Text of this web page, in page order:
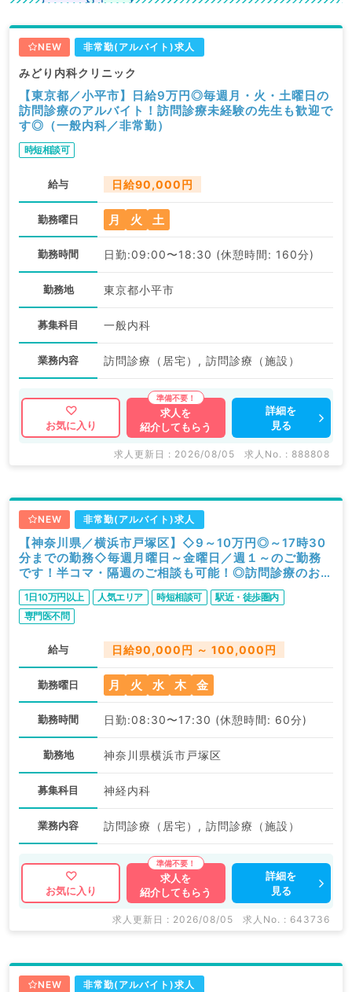
NEW 非常勤(アルバイト)求人
みどり内科クリニック
【東京都／小平市】日給9万円◎毎週月・火・土曜日の
訪問診療のアルバイト！訪問診療未経験の先生も歓迎で
す◎（一般内科／非常勤）
時短相談可
給与 日給90,000円
勤務曜日 月 火 土
勤務時間 日勤:09:00〜18:30 (休憩時間: 160分)
勤務地 東京都小平市
募集科目 一般内科
業務内容 訪問診療（居宅）, 訪問診療（施設）
お気に入り
求人を
紹介してもらう
詳細を
見る
求人更新日 : 2026/08/05 求人No. : 888808
NEW 非常勤(アルバイト)求人
【神奈川県／横浜市戸塚区】◇9～10万円◎～17時30
分までの勤務◇毎週月曜日～金曜日／週１～のご勤務
です！半コマ・隔週のご相談も可能！◎訪問診療のお仕
事／神経内科のみも相談可能です！◎看護師・アシスタ
ント同行でフォロー体制抜群(非常勤／神経内科）
1日10万円以上 人気エリア 時短相談可
駅近・徒歩圏内
専門医不問
給与 日給90,000円 ～ 100,000円
勤務曜日 月 火 水 木 金
勤務時間 日勤:08:30〜17:30 (休憩時間: 60分)
勤務地 神奈川県横浜市戸塚区
募集科目 神経内科
業務内容 訪問診療（居宅）, 訪問診療（施設）
お気に入り
求人を
紹介してもらう
詳細を
見る
求人更新日 : 2026/08/05 求人No. : 643736
NEW 非常勤(アルバイト)求人